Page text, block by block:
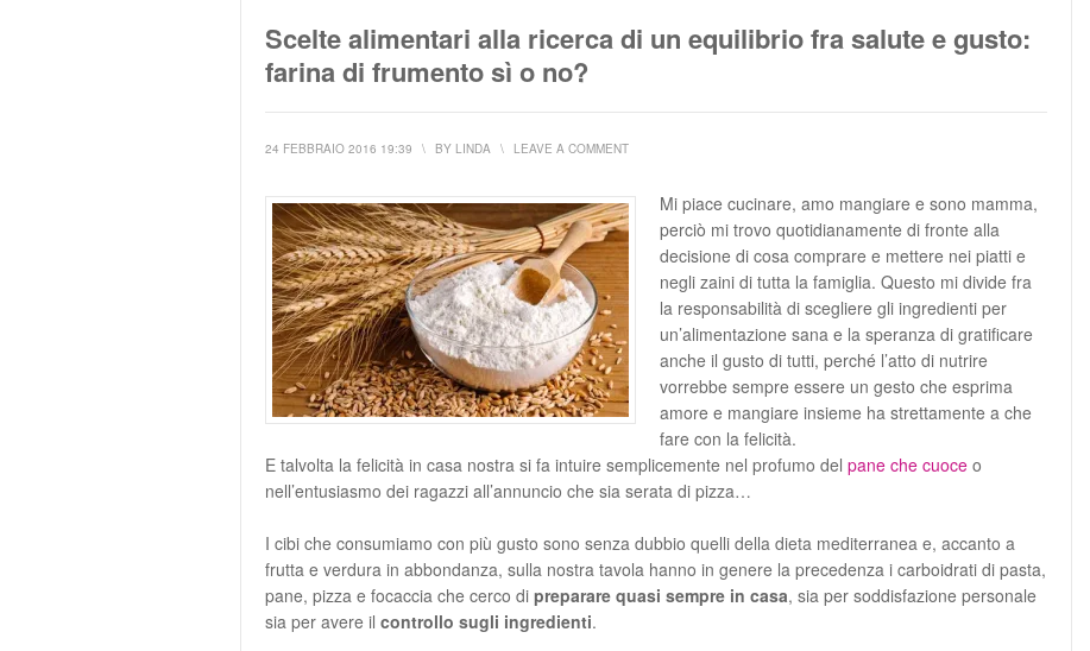
Scelte alimentari alla ricerca di un equilibrio fra salute e gusto:
farina di frumento sì o no?
24 FEBBRAIO 2016 19:39 \ BY LINDA \ LEAVE A COMMENT
Mi piace cucinare, amo mangiare e sono mamma,
perciò mi trovo quotidianamente di fronte alla
decisione di cosa comprare e mettere nei piatti e
negli zaini di tutta la famiglia. Questo mi divide fra
la responsabilità di scegliere gli ingredienti per
un’alimentazione sana e la speranza di gratificare
anche il gusto di tutti, perché l’atto di nutrire
vorrebbe sempre essere un gesto che esprima
amore e mangiare insieme ha strettamente a che
fare con la felicità.
E talvolta la felicità in casa nostra si fa intuire semplicemente nel profumo del pane che cuoce o
nell’entusiasmo dei ragazzi all’annuncio che sia serata di pizza…
I cibi che consumiamo con più gusto sono senza dubbio quelli della dieta mediterranea e, accanto a
frutta e verdura in abbondanza, sulla nostra tavola hanno in genere la precedenza i carboidrati di pasta,
pane, pizza e focaccia che cerco di preparare quasi sempre in casa, sia per soddisfazione personale
sia per avere il controllo sugli ingredienti.